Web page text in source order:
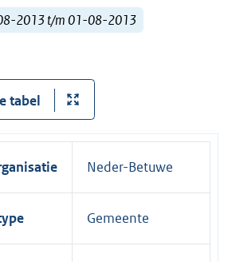
2013 t/m 01-08-2013
tabel
Neder-Betuwe
Gemeente